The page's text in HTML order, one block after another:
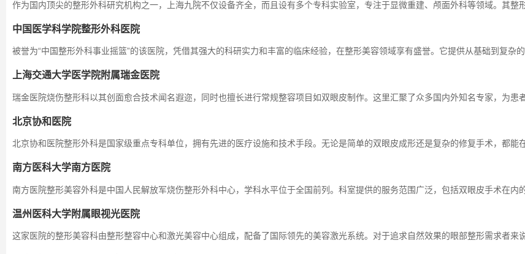
作为国内顶尖的整形外科研究机构之一，上海九院不仅设备齐全，而且设有多个专科实验室，专注于显微重建、颅面外科等领域。其整
中国医学科学院整形外科医院
被誉为“中国整形外科事业摇篮”的该医院，凭借其强大的科研实力和丰富的临床经验，在整形美容领域享有盛誉。它提供从基础到复杂
上海交通大学医学院附属瑞金医院
瑞金医院烧伤整形科以其创面愈合技术闻名遐迩，同时也擅长进行常规整容项目如双眼皮制作。这里汇聚了众多国内外知名专家，为患
北京协和医院
北京协和医院整形外科是国家级重点专科单位，拥有先进的医疗设施和技术手段。无论是简单的双眼皮成形还是复杂的修复手术，都能
南方医科大学南方医院
南方医院整形美容外科是中国人民解放军烧伤整形外科中心，学科水平位于全国前列。科室提供的服务范围广泛，包括双眼皮手术在内
温州医科大学附属眼视光医院
这家医院的整形美容科由整形整容中心和激光美容中心组成，配备了国际领先的美容激光系统。对于追求自然效果的眼部整形需求者来